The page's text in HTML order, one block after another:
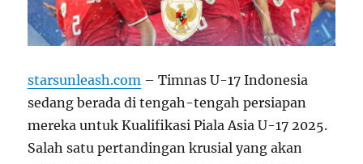
starsunleash.com – Timnas U-17 Indonesia
sedang berada di tengah-tengah persiapan
mereka untuk Kualifikasi Piala Asia U-17 2025.
Salah satu pertandingan krusial yang akan